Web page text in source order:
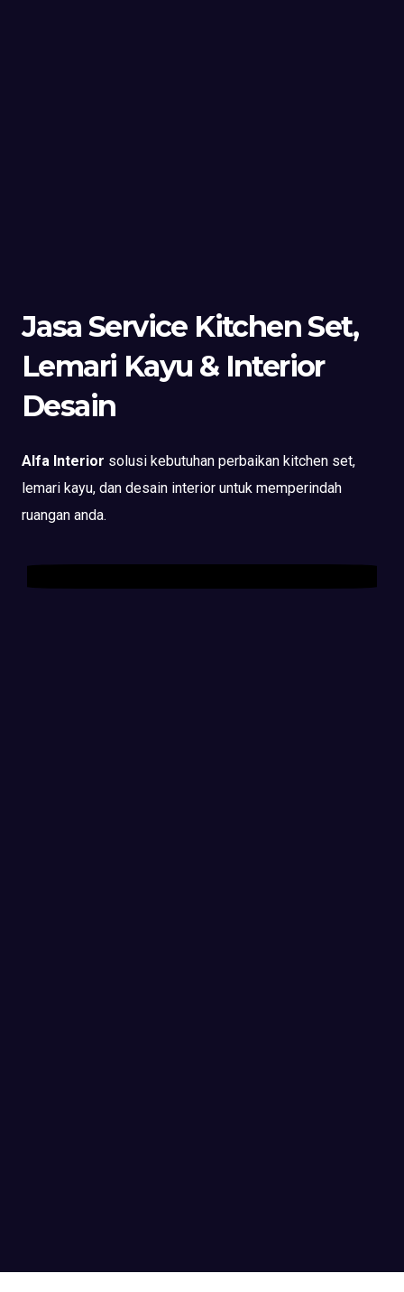
Jasa Service Kitchen Set,
Lemari Kayu & Interior
Desain
Alfa Interior solusi kebutuhan perbaikan kitchen set,
lemari kayu, dan desain interior untuk memperindah
ruangan anda.